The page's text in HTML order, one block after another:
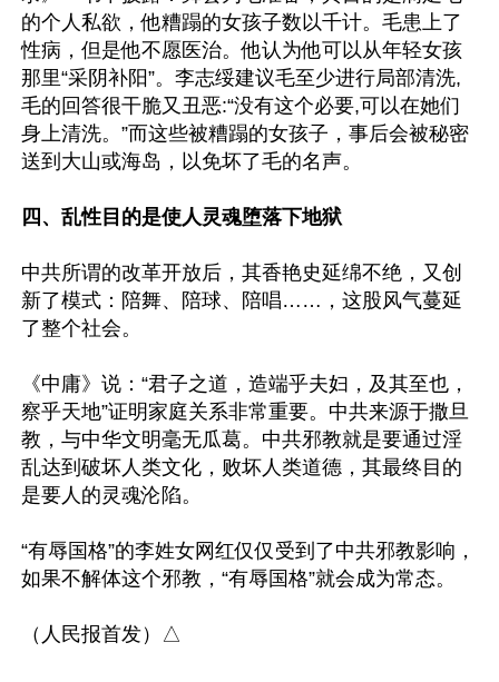
的个人私欲，他糟蹋的女孩子数以千计。毛患上了
性病，但是他不愿医治。他认为他可以从年轻女孩
那里“采阴补阳”。李志绥建议毛至少进行局部清洗,
毛的回答很干脆又丑恶:“没有这个必要,可以在她们
身上清洗。”而这些被糟蹋的女孩子，事后会被秘密
送到大山或海岛，以免坏了毛的名声。
四、乱性目的是使人灵魂堕落下地狱
中共所谓的改革开放后，其香艳史延绵不绝，又创
新了模式：陪舞、陪球、陪唱……，这股风气蔓延
了整个社会。
《中庸》说：“君子之道，造端乎夫妇，及其至也，
察乎天地”证明家庭关系非常重要。中共来源于撒旦
教，与中华文明毫无瓜葛。中共邪教就是要通过淫
乱达到破坏人类文化，败坏人类道德，其最终目的
是要人的灵魂沦陷。
“有辱国格”的李姓女网红仅仅受到了中共邪教影响，
如果不解体这个邪教，“有辱国格”就会成为常态。